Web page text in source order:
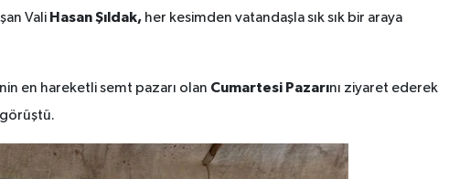
Vali Hasan Şıldak, her kesimden vatandaşla sık sık bir araya
en hareketli semt pazarı olan Cumartesi Pazarını ziyaret ederek
görüştü.